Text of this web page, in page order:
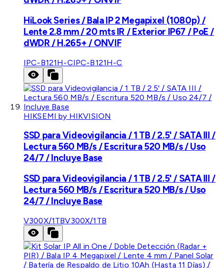
HiLook Series / Bala IP 2 Megapixel (1080p) /
Lente 2.8 mm / 20 mts IR / Exterior IP67 / PoE /
dWDR / H.265+ / ONVIF
IPC-B121H-CIPC-B121H-C
HIKSEMI by HIKVISION
SSD para Videovigilancia / 1 TB / 2.5' / SATA III /
Lectura 560 MB/s / Escritura 520 MB/s / Uso
24/7 / Incluye Base
SSD para Videovigilancia / 1 TB / 2.5' / SATA III /
Lectura 560 MB/s / Escritura 520 MB/s / Uso
24/7 / Incluye Base
V300X/1TBV300X/1TB